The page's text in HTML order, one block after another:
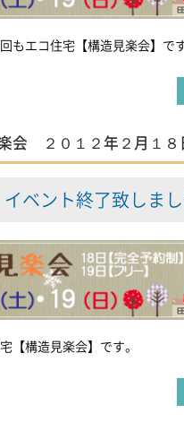
もエコ住宅【構造見楽会】で
会 ２０１２年２月１８
イベント終了致しまし
【構造見楽会】です。